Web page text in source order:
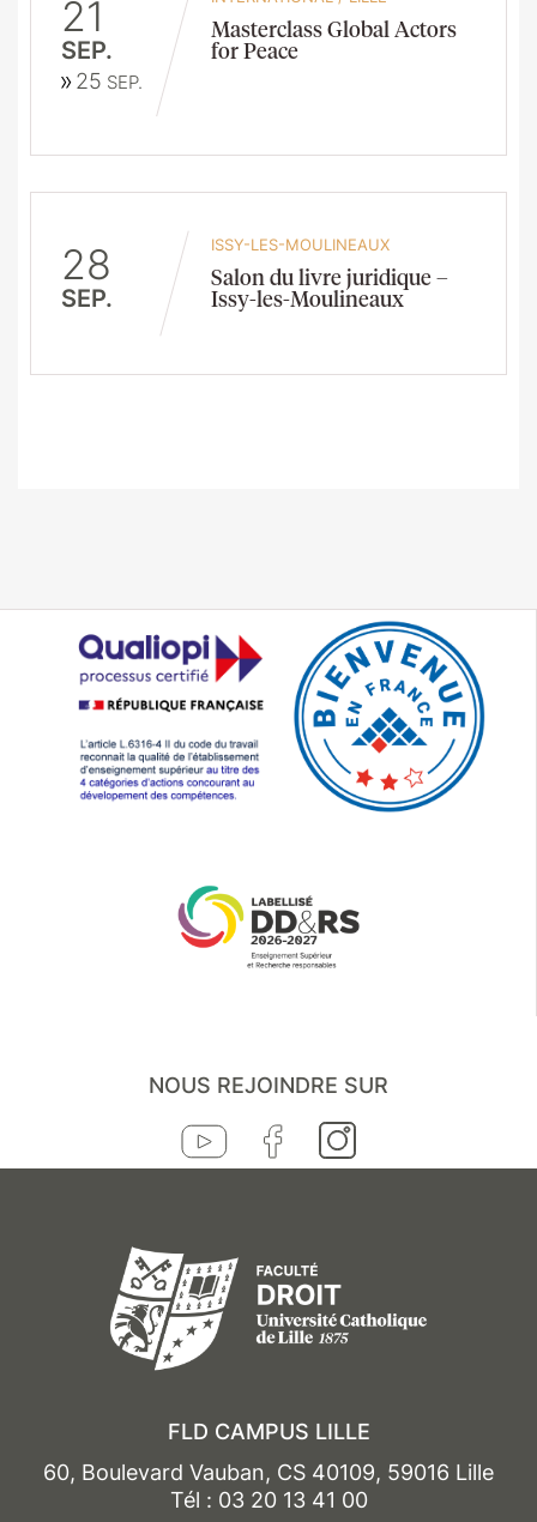
21
SEP.
25 SEP.
Masterclass Global Actors
for Peace
28
SEP.
ISSY-LES-MOULINEAUX
Salon du livre juridique –
Issy-les-Moulineaux
NOUS REJOINDRE SUR
FLD CAMPUS LILLE
60, Boulevard Vauban, CS 40109, 59016 Lille
Tél : 03 20 13 41 00